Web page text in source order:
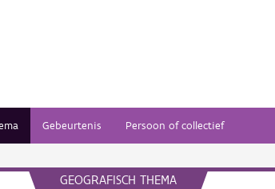
Gebeurtenis Persoon of collectief
GEOGRAFISCH THEMA